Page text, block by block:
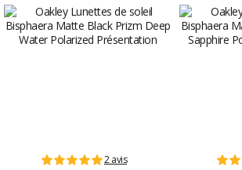
2 avis